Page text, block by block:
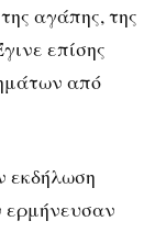
αγάπης, της
επίσης
από
εκδήλωση
ερμήνευσαν